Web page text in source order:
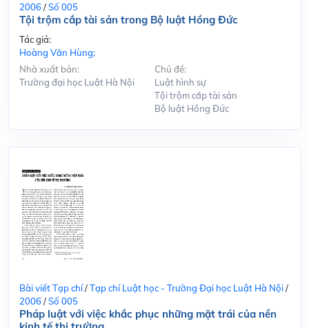
2006/Số 005
Tội trộm cắp tài sản trong Bộ luật Hồng Đức
Tác giả:
Hoàng Văn Hùng;
Nhà xuất bản:
Trường đại học Luật Hà Nội
Chủ đề:
Luật hình sự
Tội trộm cắp tài sản
Bộ luật Hồng Đức
Bài viết Tạp chí/Tạp chí Luật học - Trường Đại học Luật Hà Nội/
2006/Số 005
Pháp luật với việc khắc phục những mặt trái của nền